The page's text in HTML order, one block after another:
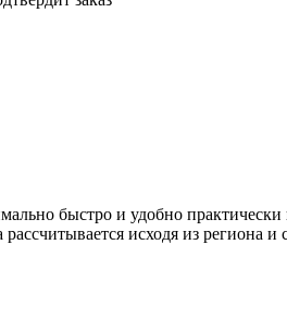
быстро и удобно
исходя из региона